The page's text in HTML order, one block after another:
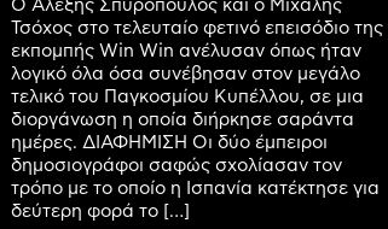
Ο Αλέξης Σπυρόπουλος και ο Μιχάλης
Τσόχος στο τελευταίο φετινό επεισόδιο της
εκπομπής Win Win ανέλυσαν όπως ήταν
λογικό όλα όσα συνέβησαν στον μεγάλο
τελικό του Παγκοσμίου Κυπέλλου, σε μια
διοργάνωση η οποία διήρκησε σαράντα
ημέρες. ΔΙΑΦΗΜΙΣΗ Οι δύο έμπειροι
δημοσιογράφοι σαφώς σχολίασαν τον
τρόπο με το οποίο η Ισπανία κατέκτησε για
δεύτερη φορά το […]